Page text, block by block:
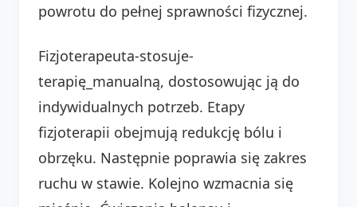
powrotu do pełnej sprawności fizycznej.
Fizjoterapeuta-stosuje-
terapię_manualną, dostosowując ją do
indywidualnych potrzeb. Etapy
fizjoterapii obejmują redukcję bólu i
obrzęku. Następnie poprawia się zakres
ruchu w stawie. Kolejno wzmacnia się